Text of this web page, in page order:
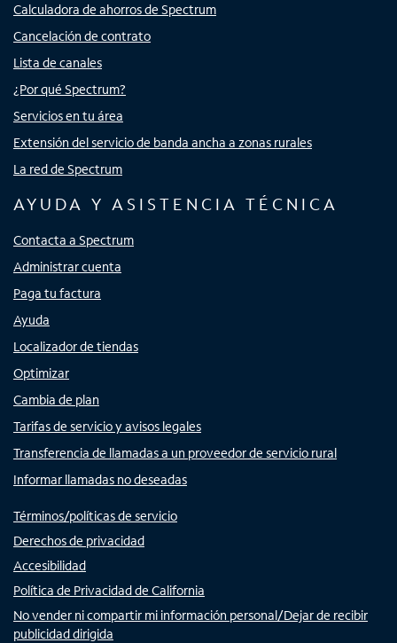
Calculadora de ahorros de Spectrum
Cancelación de contrato
Lista de canales
¿Por qué Spectrum?
Servicios en tu área
Extensión del servicio de banda ancha a zonas rurales
La red de Spectrum
AYUDA Y ASISTENCIA TÉCNICA
Contacta a Spectrum
Administrar cuenta
Paga tu factura
Ayuda
Localizador de tiendas
Optimizar
Cambia de plan
Tarifas de servicio y avisos legales
Transferencia de llamadas a un proveedor de servicio rural
Informar llamadas no deseadas
Términos/políticas de servicio
Derechos de privacidad
Accesibilidad
Política de Privacidad de California
No vender ni compartir mi información personal/Dejar de recibir
publicidad dirigida